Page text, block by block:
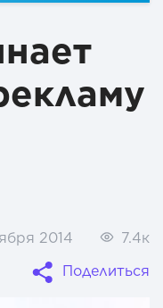
2014
7.4к
Поделиться